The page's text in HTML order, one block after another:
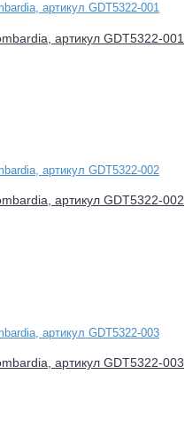
артикул GDT5322-001
артикул GDT5322-002
артикул GDT5322-003